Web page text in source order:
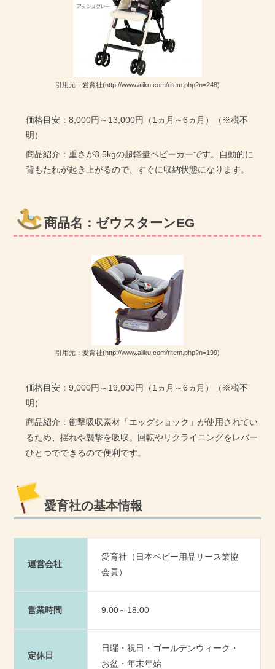
引用元：愛育社(http://www.aiiku.com/ritem.php?n=248)
価格目安：8,000円～13,000円（1ヵ月～6ヵ月）（※税不
明）
商品紹介：重さが3.5kgの超軽量ベビーカーです。自動的に
背もたれが起き上がるので、すぐに収納状態になります。
商品名：ゼウスターンEG
引用元：愛育社(http://www.aiiku.com/ritem.php?n=199)
価格目安：9,000円～19,000円（1ヵ月～6ヵ月）（※税不
明）
商品紹介：衝撃吸収素材「エッグショック」が使用されてい
るため、揺れや襲撃を吸収。回転やリクライニングをレバー
ひとつでできるので便利です。
愛育社の基本情報
運営会社
愛育社（日本ベビー用品リース業協
会員）
営業時間 9:00～18:00
定休日
日曜・祝日・ゴールデンウィーク・
お盆・年末年始